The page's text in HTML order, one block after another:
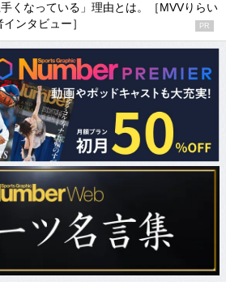
くなっている」理由とは。［MVVりらい
ンタビュー］
PR